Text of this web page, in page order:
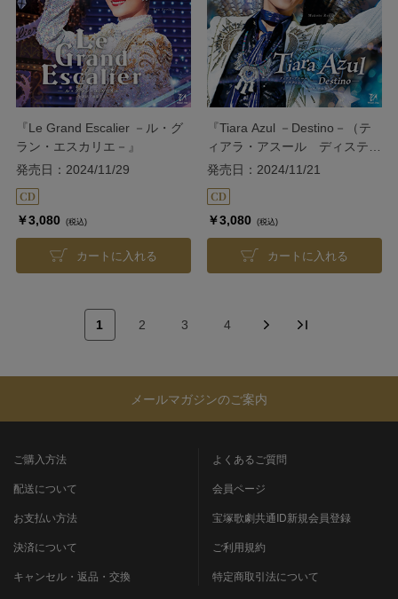
『Le Grand Escalier －ル・グ
ラン・エスカリエ－』
発売日：2024/11/29
￥3,080 (税込)
カートに入れる
『Tiara Azul －Destino－（テ
ィアラ・アスール ディスティ
ーノ）』
発売日：2024/11/21
￥3,080 (税込)
カートに入れる
1 2 3 4
メールマガジンのご案内
ご購入方法
配送について
お支払い方法
決済について
キャンセル・返品・交換
よくあるご質問
会員ページ
宝塚歌劇共通ID新規会員登録
ご利用規約
特定商取引法について